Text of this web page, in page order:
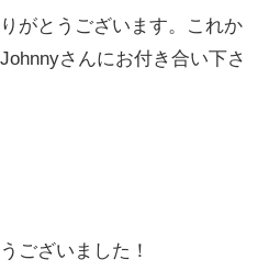
がとうございます。これか
さんにお付き合い下さ
ございました！